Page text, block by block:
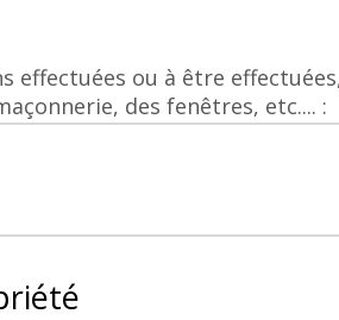
effectuées ou à être
des fenêtres, etc.... :